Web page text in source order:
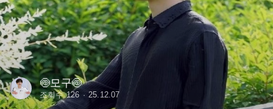
🍥모구🍥
조회수 126 25.12.07